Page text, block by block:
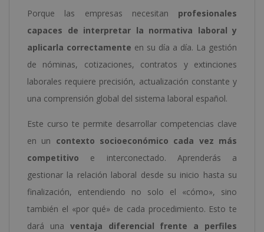
Porque las empresas necesitan profesionales
capaces de interpretar la normativa laboral y
aplicarla correctamente en su día a día. La gestión
de nóminas, cotizaciones, contratos y extinciones
laborales requiere precisión, actualización constante y
una comprensión global del sistema laboral español.
Este curso te permite desarrollar competencias clave
en un contexto socioeconómico cada vez más
competitivo e interconectado. Aprenderás a
gestionar la relación laboral desde su inicio hasta su
finalización, entendiendo no solo el «cómo», sino
también el «por qué» de cada procedimiento. Esto te
dará una ventaja diferencial frente a perfiles